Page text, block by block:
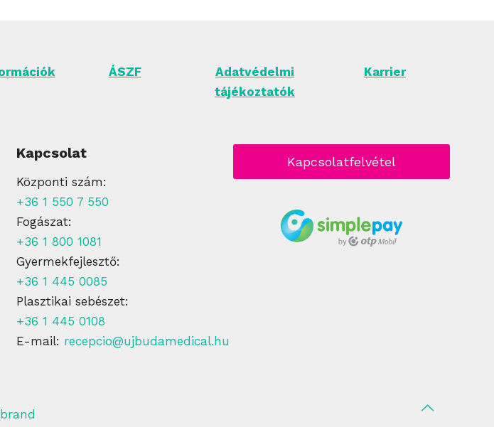
ÁSZF
Adatvédelmi
tájékoztatók
Karrier
Kapcsolat
Központi szám:
+36 1 550 7 550
Fogászat:
+36 1 800 1081
Gyermekfejlesztő:
+36 1 445 0085
Plasztikai sebészet:
+36 1 445 0108
E-mail: recepcio@ujbudamedical.hu
Kapcsolatfelvétel